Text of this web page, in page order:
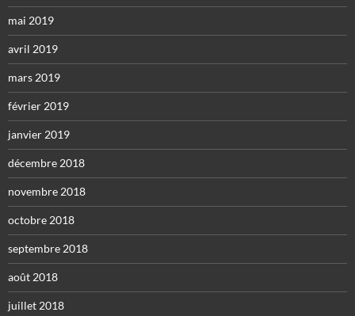
mai 2019
avril 2019
mars 2019
février 2019
janvier 2019
décembre 2018
novembre 2018
octobre 2018
septembre 2018
août 2018
juillet 2018